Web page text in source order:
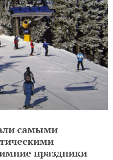
самыми
праздники